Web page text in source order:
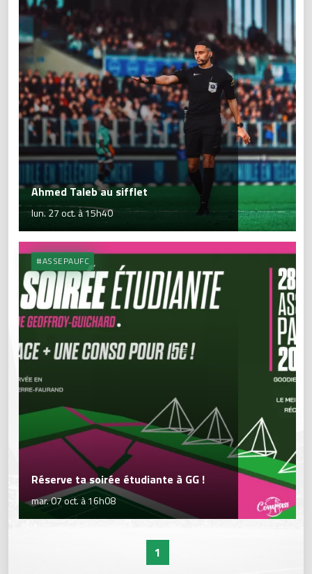
Ahmed Taleb au sifflet
lun. 27 oct. à 15h40
#ASSEPAUFC
Réserve ta soirée étudiante à GG !
mar. 07 oct. à 16h08
1